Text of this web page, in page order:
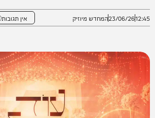
12:45
23/06/26המחדש מיוזיק אין תגובות